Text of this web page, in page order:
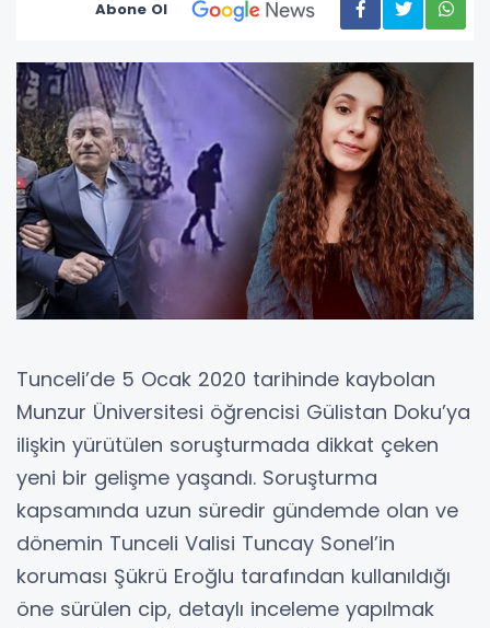
Abone Ol
Tunceli’de 5 Ocak 2020 tarihinde kaybolan
Munzur Üniversitesi öğrencisi Gülistan Doku’ya
ilişkin yürütülen soruşturmada dikkat çeken
yeni bir gelişme yaşandı. Soruşturma
kapsamında uzun süredir gündemde olan ve
dönemin Tunceli Valisi Tuncay Sonel’in
koruması Şükrü Eroğlu tarafından kullanıldığı
öne sürülen cip, detaylı inceleme yapılmak